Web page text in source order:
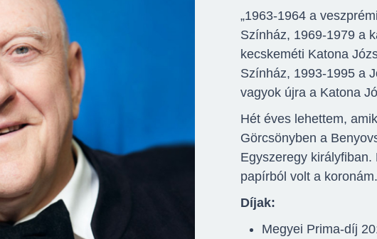
„1963-1964 a
Színház, 1969-1979 a
kecskeméti Katona
Színház, 1993-1995 a
vagyok újra a Katona
Hét éves lehettem,
Görcsönyben a
Egyszeregy
papírból volt a
Díjak:
Megyei Prima-díj